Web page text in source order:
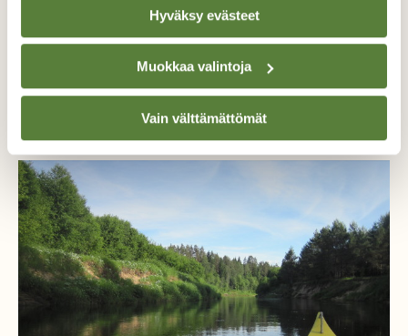
Hyväksy evästeet
Muokkaa valintoja
Vain välttämättömät
Samalta kirjoittajalta